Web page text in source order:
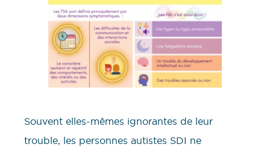
Souvent elles-mêmes ignorantes de leur
trouble, les personnes autistes SDI ne